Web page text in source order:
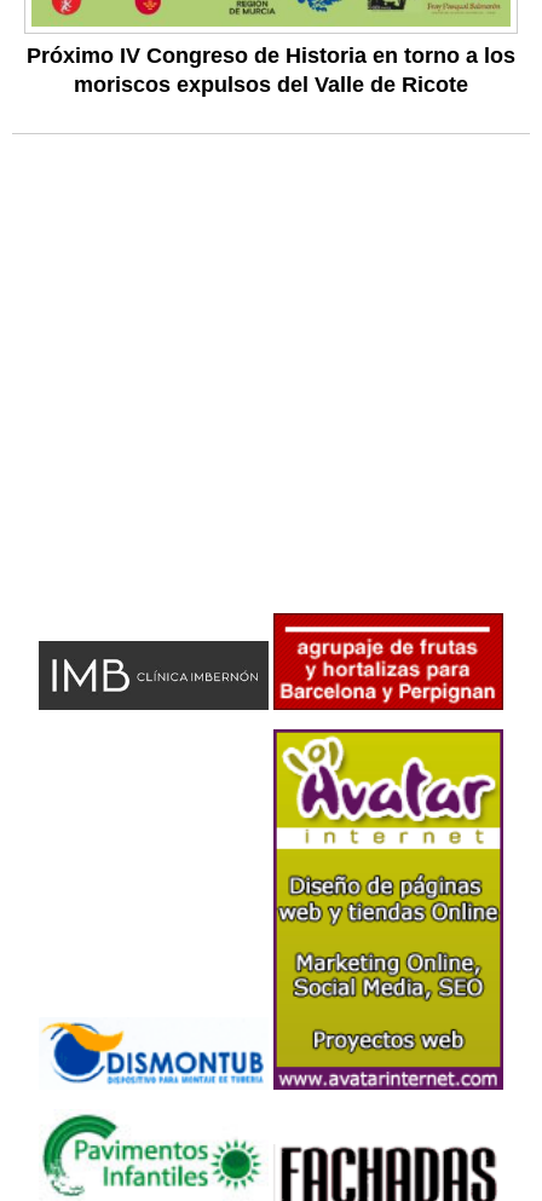
Próximo IV Congreso de Historia en torno a los
moriscos expulsos del Valle de Ricote